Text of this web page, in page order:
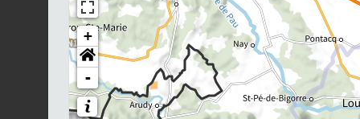
+
-